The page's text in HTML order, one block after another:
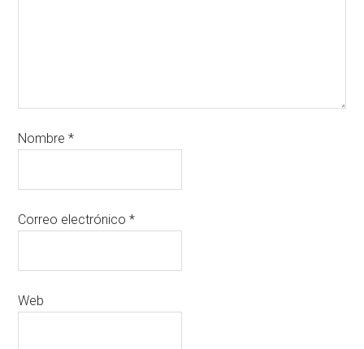
Nombre*
Correo electrónico*
Web